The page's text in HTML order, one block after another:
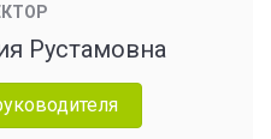
Рустамовна